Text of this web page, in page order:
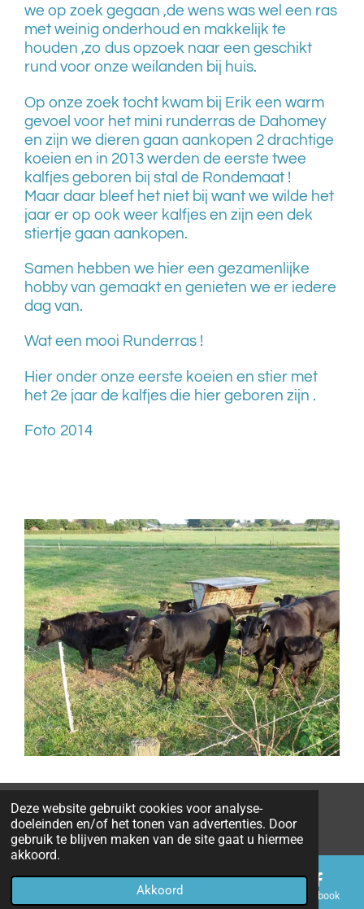
Deze website gebruikt cookies voor analyse-
doeleinden en/of het tonen van advertenties. Door
gebruik te blijven maken van de site gaat u hiermee
akkoord.
Akkoord
we op zoek gegaan ,de wens was wel een ras
met weinig onderhoud en makkelijk te
houden ,zo dus opzoek naar een geschikt
rund voor onze weilanden bij huis.
Op onze zoek tocht kwam bij Erik een warm
gevoel voor het mini runderras de Dahomey
en zijn we dieren gaan aankopen 2 drachtige
koeien en in 2013 werden de eerste twee
kalfjes geboren bij stal de Rondemaat !
Maar daar bleef het niet bij want we wilde het
jaar er op ook weer kalfjes en zijn een dek
stiertje gaan aankopen.
Samen hebben we hier een gezamenlijke
hobby van gemaakt en genieten we er iedere
dag van.
Wat een mooi Runderras !
Hier onder onze eerste koeien en stier met
het 2e jaar de kalfjes die hier geboren zijn .
Foto 2014
© 2015 - 2026 Dahomeystalderondemaat.nl
Telefoonnummer Facebook